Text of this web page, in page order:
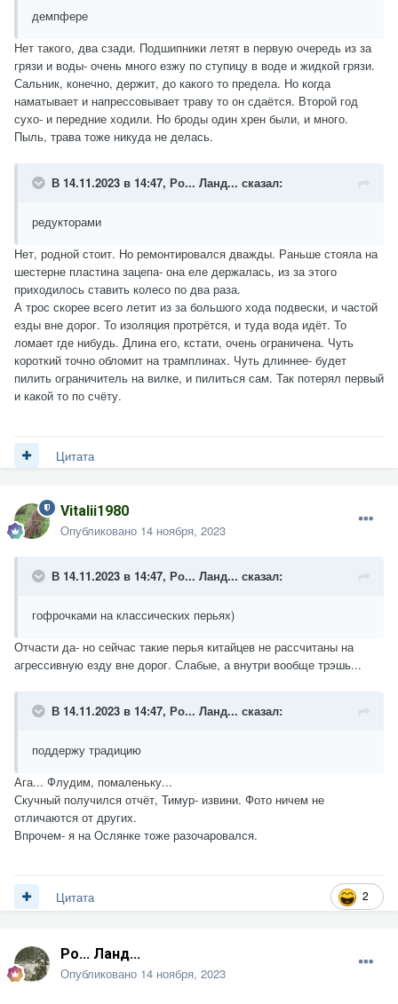
демпфере
Нет такого, два сзади. Подшипники летят в первую очередь из за
грязи и воды- очень много езжу по ступицу в воде и жидкой грязи.
Сальник, конечно, держит, до какого то предела. Но когда
наматывает и напрессовывает траву то он сдаётся. Второй год
сухо- и передние ходили. Но броды один хрен были, и много.
Пыль, трава тоже никуда не делась.
В 14.11.2023 в 14:47, Ро... Ланд... сказал:
редукторами
Нет, родной стоит. Но ремонтировался дважды. Раньше стояла на
шестерне пластина зацепа- она еле держалась, из за этого
приходилось ставить колесо по два раза.
А трос скорее всего летит из за большого хода подвески, и частой
езды вне дорог. То изоляция протрётся, и туда вода идёт. То
ломает где нибудь. Длина его, кстати, очень ограничена. Чуть
короткий точно обломит на трамплинах. Чуть длиннее- будет
пилить ограничитель на вилке, и пилиться сам. Так потерял первый
и какой то по счёту.
Цитата
Vitalii1980
Опубликовано 14 ноября, 2023
В 14.11.2023 в 14:47, Ро... Ланд... сказал:
гофрочками на классических перьях)
Отчасти да- но сейчас такие перья китайцев не рассчитаны на
агрессивную езду вне дорог. Слабые, а внутри вообще трэшь...
В 14.11.2023 в 14:47, Ро... Ланд... сказал:
поддержу традицию
Ага... Флудим, помаленьку...
Скучный получился отчёт, Тимур- извини. Фото ничем не
отличаются от других.
Впрочем- я на Ослянке тоже разочаровался.
2
Цитата
Ро... Ланд...
Опубликовано 14 ноября, 2023